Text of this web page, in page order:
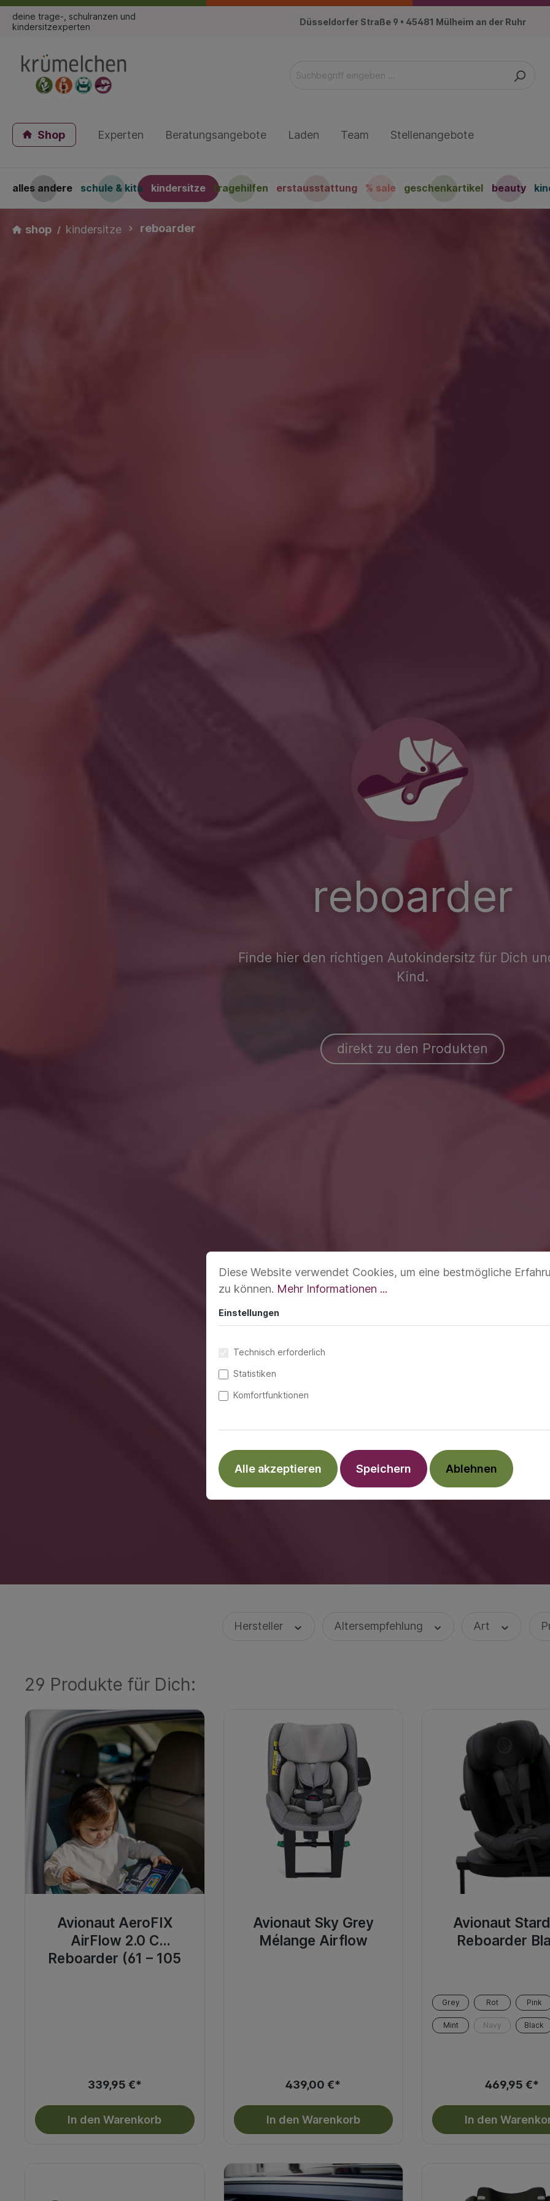
deine trage-, schulranzen und
kindersitzexperten
Düsseldorfer Straße 9 • 45481 Mülheim an der Ruhr
Shop Experten Beratungsangebote Laden Team Stellenangebote
alles andere schule & kita kindersitze tragehilfen erstausstattung % sale geschenkartikel beauty
shop kindersitze reboarder
reboarder
Finde hier den richtigen Autokindersitz für Dich
Kind.
direkt zu den Produkten
Hersteller Altersempfehlung Art
29 Produkte für Dich:
Avionaut AeroFIX
AirFlow 2.0 C
Reboarder (61 – 105
339,95 €*
In den Warenkorb
Avionaut Sky Grey
Mélange Airflow
439,00 €*
In den Warenkorb
Avionaut
Reboarder
Grey Rot Pink
Mint Navy Black
469,95 €*
In den
Diese Website verwendet Cookies, um eine bestmögliche
zu können. Mehr Informationen ...
Einstellungen
Technisch erforderlich
Statistiken
Komfortfunktionen
Alle akzeptieren Speichern Ablehnen